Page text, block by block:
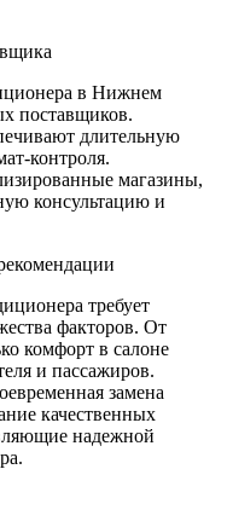
в Нижнем
поставщиков.
длительную
контроля.
магазины,
консультацию и
требует
факторов. От
комфорт в салоне
и пассажиров.
замена
качественных
надежной